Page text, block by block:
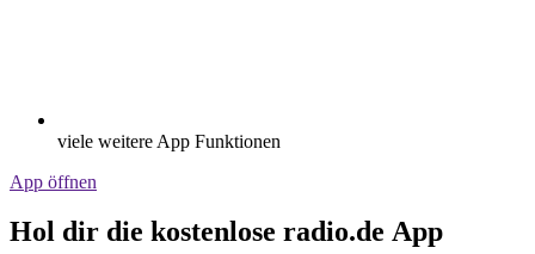
viele weitere App Funktionen
App öffnen
Hol dir die kostenlose radio.de App